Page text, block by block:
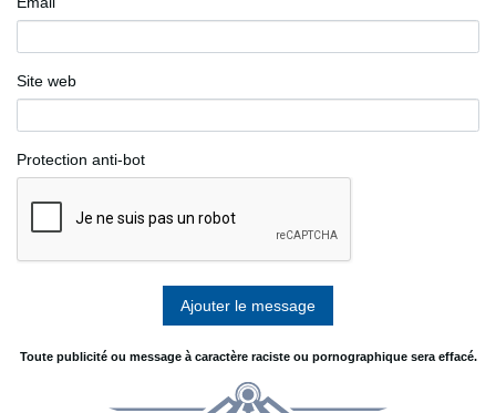
Site web
Protection anti-bot
Toute publicité ou message à caractère raciste ou pornographique sera effacé.